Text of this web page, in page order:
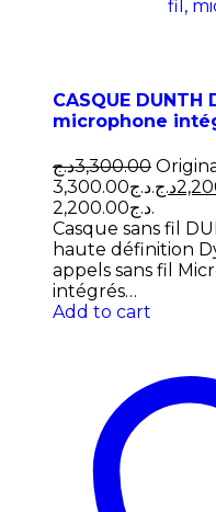
CASQUE DUNTH
microphone
3,300.00د.ج
3,300.00د.ج.د.ج
2,200.00د.ج.
Casque sans fil
haute définition
appels sans fil
intégrés…
Add to cart